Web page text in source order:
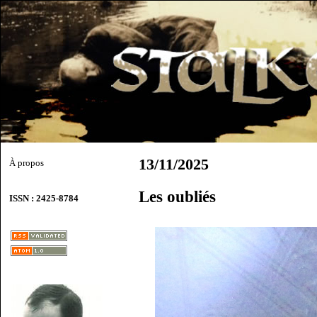
À propos
ISSN : 2425-8784
13/11/2025
Les oubliés